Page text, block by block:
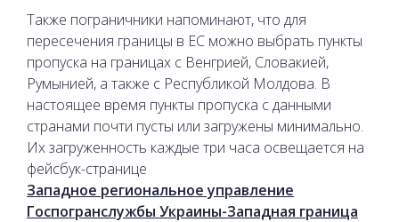
Также пограничники напоминают, что для
пересечения границы в ЕС можно выбрать пункты
пропуска на границах с Венгрией, Словакией,
Румынией, а также с Республикой Молдова. В
настоящее время пункты пропуска с данными
странами почти пусты или загружены минимально.
Их загруженность каждые три часа освещается на
фейсбук-странице
Западное региональное управление
Госпогранслужбы Украины-Западная граница